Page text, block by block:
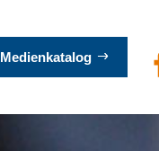
Medienkatalog